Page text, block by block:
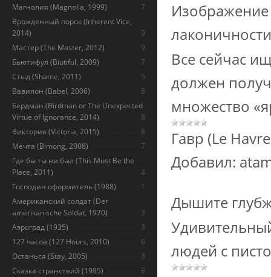
Магнолия (Magnolia, 1999)
7
Врожденный порок (Inherent Vice,
2014)
9
Мастер (The Master, 2012)
9
Бьютифул (Biutiful, 2009)
7
Стыд (Shame, 2011)
5
Вавилон (Babel, 2006)
8
Бердман (Birdman or The Unexpected
Virtue of Ignorance, 2014)
8
Виктория (Victoria, 2015)
8
Мечта (Bimong, 2008)
7
Где бы ты ни был (This Must Be the
Place, 2011)
4
Господин оформитель (1988)
1
Американский солдат (Der
amerikanische Soldat, 1970)
3
Аэроград (1935)
3
127 часов (127 Hours, 2010)
6
Останься (Stay, 2005)
3
Сказка странствий (1985)
8
лаконичности
Все сейчас
должен
множество
Гавр (Le
Добавил:
Дышите
людей с